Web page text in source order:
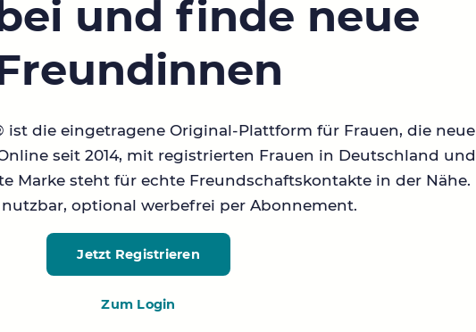
und finde neue
die eingetragene Original-Plattform für Frauen, die neue
seit 2014, mit registrierten Frauen in Deutschland und
Marke steht für echte Freundschaftskontakte in der Nähe.
optional werbefrei per Abonnement.
Jetzt Registrieren
Zum Login